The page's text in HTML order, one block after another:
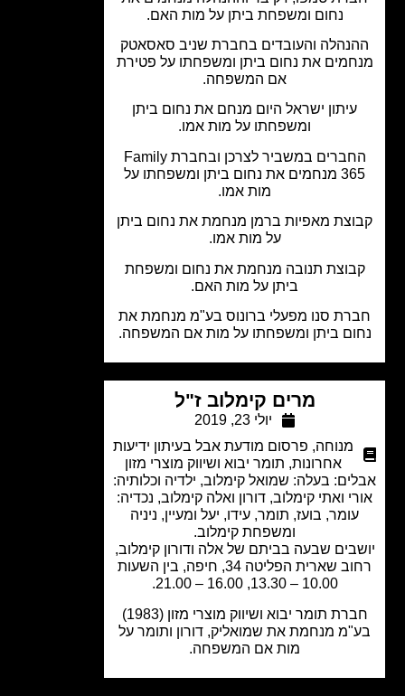
נחום ומשפחת ביתן על מות האם.
והעובדים בחברת שניב סאסאטק
את נחום ביתן ומשפחתו על פטירת
אם המשפחה.
עיתון ישראל היום מנחם את נחום ביתן
ומשפחתו על מות אמו.
החברים במשביר לצרכן ובחברת Family
365 מנחמים את נחום ביתן ומשפחתו על
מות אמו.
מאפיות ברמן מנחמת את נחום ביתן
על מות אמו.
תנובה מנחמת את נחום ומשפחת
ביתן על מות האם.
סנו מפעלי ברונוס בע"מ מנחמת את
ביתן ומשפחתו על מות אם המשפחה.
מרים קימלוב ז"ל
מנוחה
פרסום מודעת אבל בעיתון ידיעות
אחרונות,תומר יבוא ושיווק מוצרי מזון
בעלה: שמואל קימלוב, ילדיה וכלותיה:
ואתי קימלוב, דורון ואלה קימלוב, נכדיה:
בועז, תומר, עידו, יעל ומעיין, ניניה
ומשפחת קימלוב.
שבעה בביתם של אלה ודורון קימלוב,
רחוב שארית הפליטה 34, חיפה, בין השעות
חברת תומר יבוא ושיווק מוצרי מזון (1983)
מנחמת את שמואליק, דורון ותומר על
מות אם המשפחה.